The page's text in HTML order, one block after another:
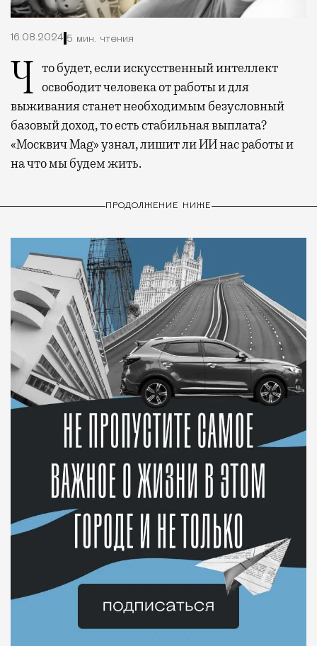
16.08.2024 5 мин. чтения
Что будет, если искусственный интеллект освободит человека от работы и для
выживания станет необходимым безусловный
базовый доход, то есть стабильная выплата?
«Москвич Mag» узнал, лишит ли ИИ нас работы и
на что мы будем жить.
ПРОДОЛЖЕНИЕ НИЖЕ